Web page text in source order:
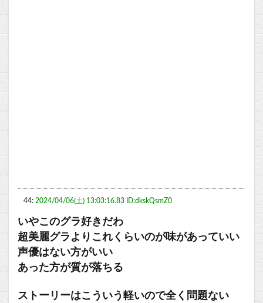
44: 2024/04/06(土) 13:03:16.83 ID:dkskQsmZ0
いやこのグラ好きだわ
超美麗グラよりこれくらいのが味があっていい
声優はない方がいい
あった方が質が落ちる
ストーリーはこういう軽いので全く問題ない